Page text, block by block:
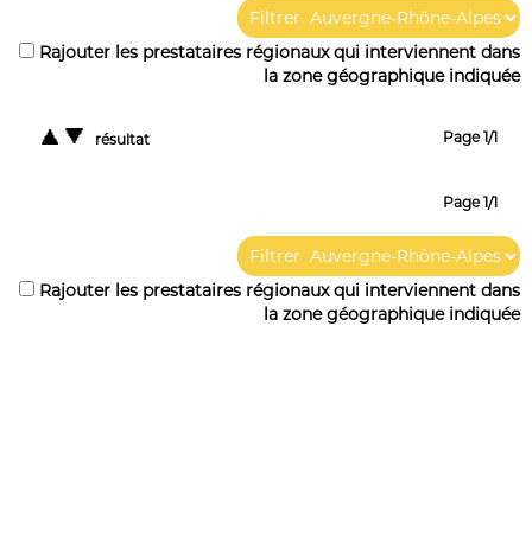
Filtrer
Rajouter les prestataires régionaux qui interviennent dans
la zone géographique indiquée
résultat Page 1/1
Page 1/1
Filtrer
Rajouter les prestataires régionaux qui interviennent dans
la zone géographique indiquée